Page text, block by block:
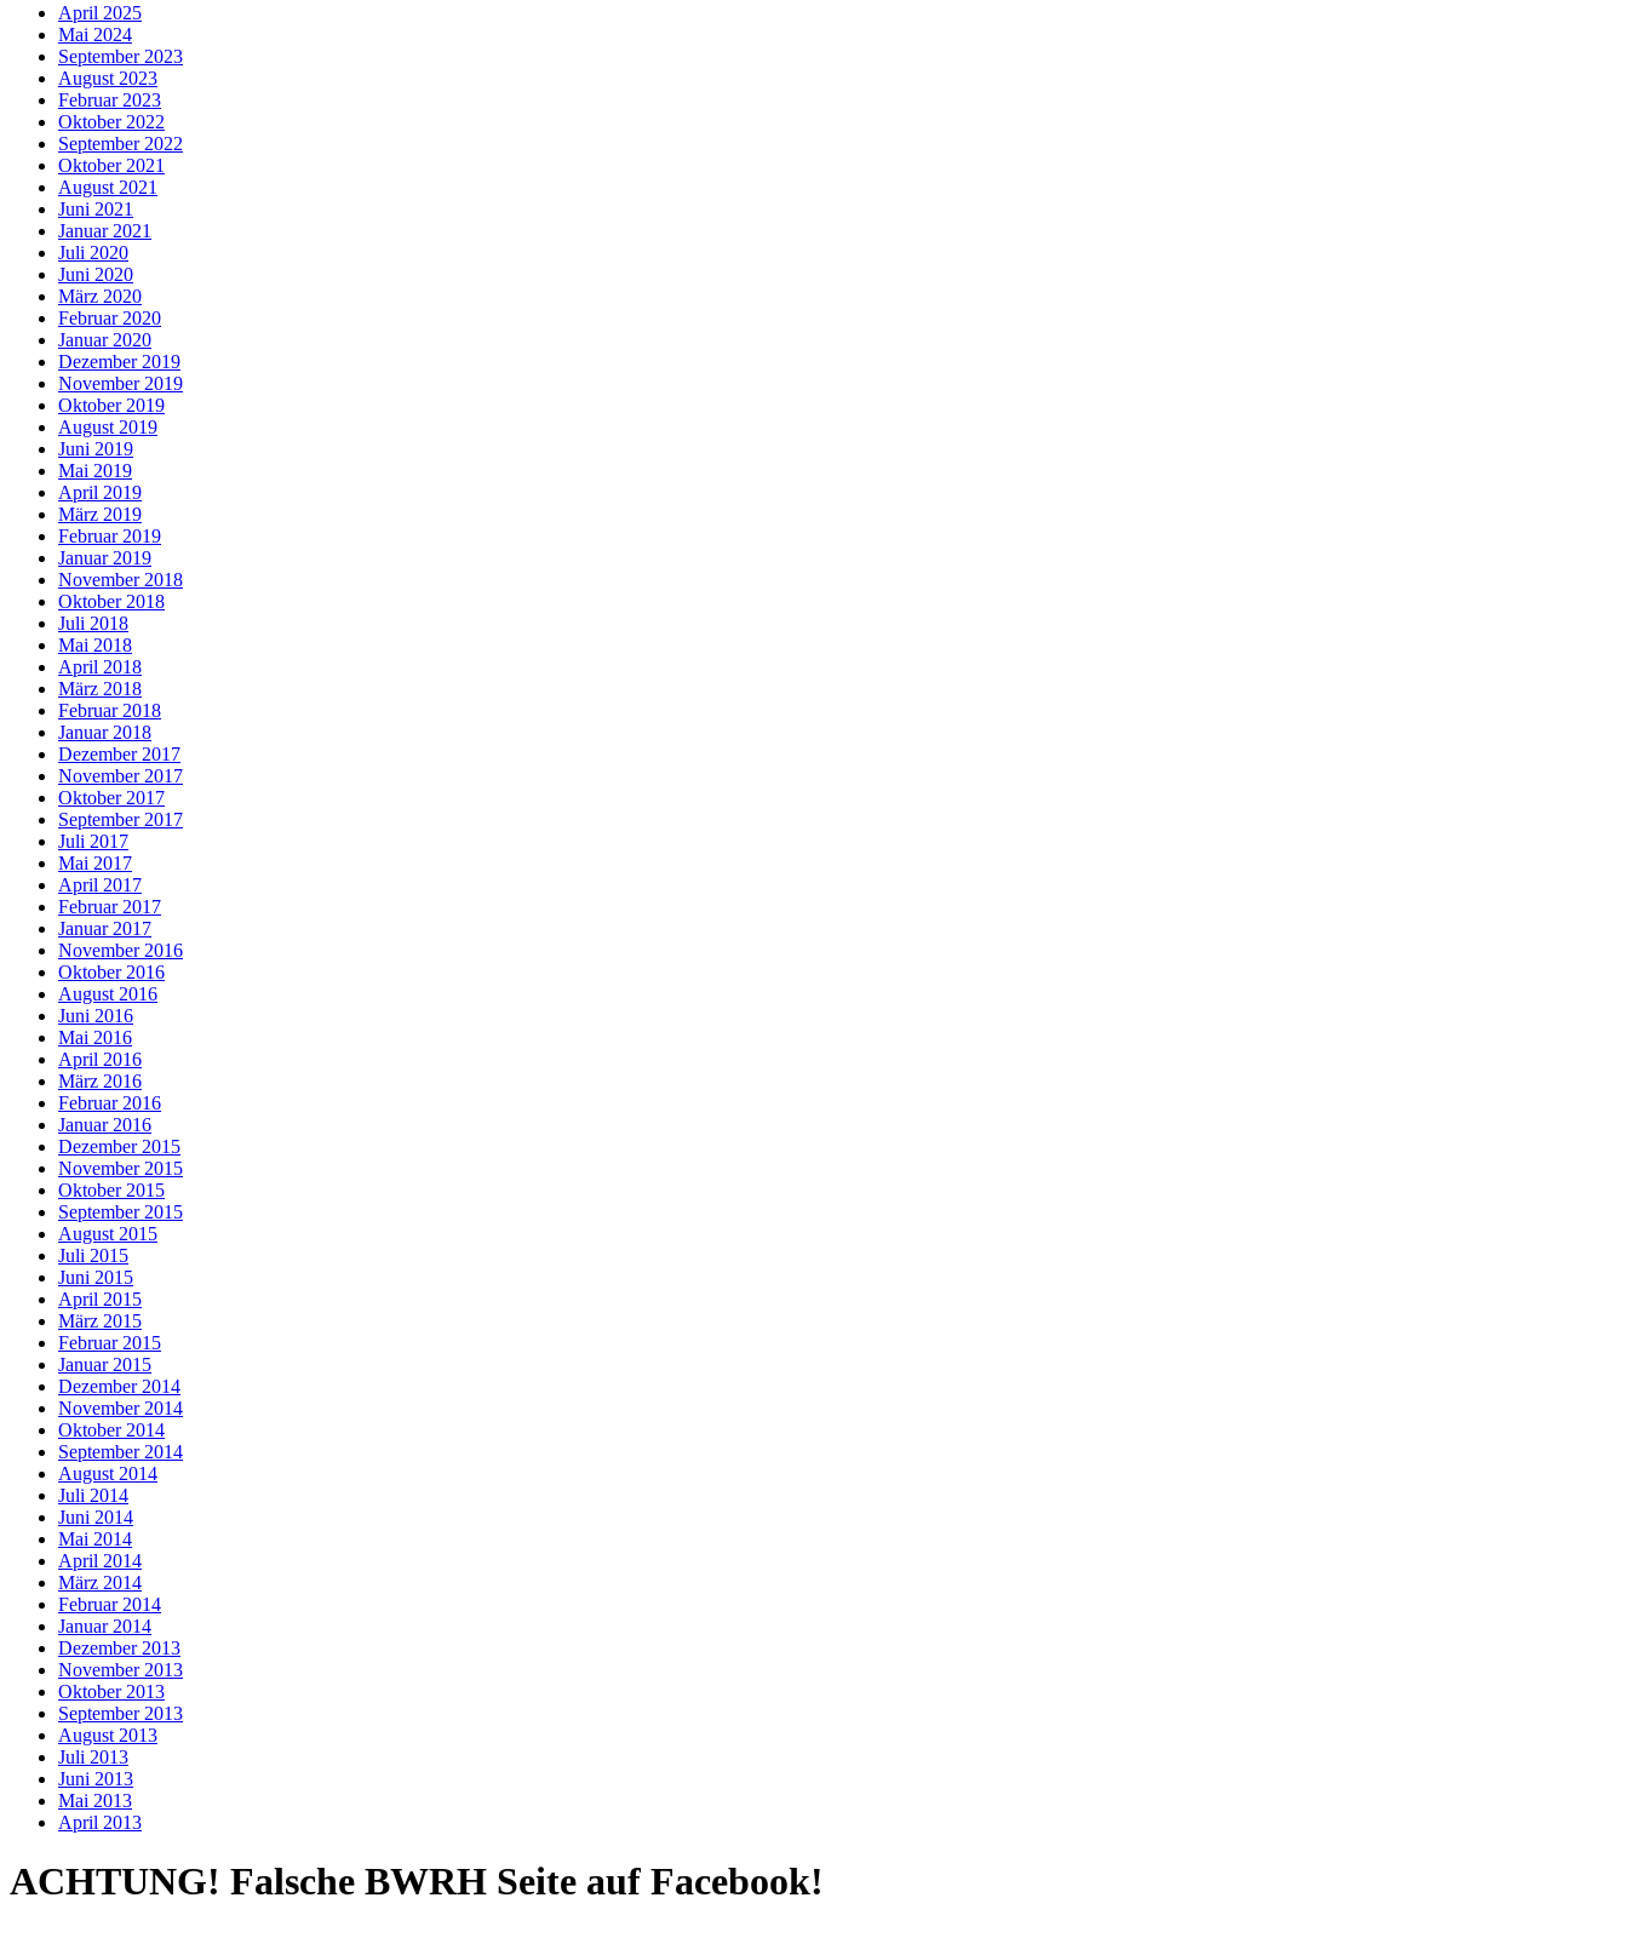
April 2025
Mai 2024
September 2023
August 2023
Februar 2023
Oktober 2022
September 2022
Oktober 2021
August 2021
Juni 2021
Januar 2021
Juli 2020
Juni 2020
März 2020
Februar 2020
Januar 2020
Dezember 2019
November 2019
Oktober 2019
August 2019
Juni 2019
Mai 2019
April 2019
März 2019
Februar 2019
Januar 2019
November 2018
Oktober 2018
Juli 2018
Mai 2018
April 2018
März 2018
Februar 2018
Januar 2018
Dezember 2017
November 2017
Oktober 2017
September 2017
Juli 2017
Mai 2017
April 2017
Februar 2017
Januar 2017
November 2016
Oktober 2016
August 2016
Juni 2016
Mai 2016
April 2016
März 2016
Februar 2016
Januar 2016
Dezember 2015
November 2015
Oktober 2015
September 2015
August 2015
Juli 2015
Juni 2015
April 2015
März 2015
Februar 2015
Januar 2015
Dezember 2014
November 2014
Oktober 2014
September 2014
August 2014
Juli 2014
Juni 2014
Mai 2014
April 2014
März 2014
Februar 2014
Januar 2014
Dezember 2013
November 2013
Oktober 2013
September 2013
August 2013
Juli 2013
Juni 2013
Mai 2013
April 2013
ACHTUNG! Falsche BWRH Seite auf Facebook!